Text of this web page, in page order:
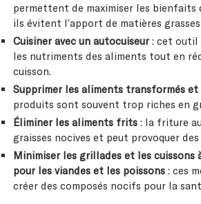
permettent de maximiser les bienfaits
ils évitent l’apport de matières
Cuisiner avec un autocuiseur: cet outil
les nutriments des aliments tout en
cuisson.
Supprimer les aliments transformés
produits sont souvent trop riches en
Éliminer les aliments frits: la friture
graisses nocives et peut provoquer
Minimiser les grillades et les cuissons
pour les viandes et les poissons: ces
créer des composés nocifs pour la